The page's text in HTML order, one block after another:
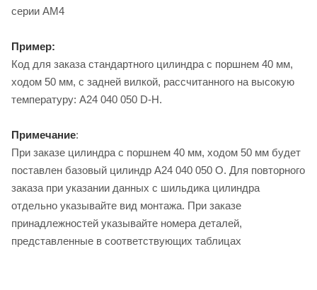
серии AM4
Пример:
Код для заказа стандартного цилиндра с поршнем 40 мм,
ходом 50 мм, с задней вилкой, рассчитанного на высокую
температуру: A24 040 050 D-H.
Примечание:
При заказе цилиндра с поршнем 40 мм, ходом 50 мм будет
поставлен базовый цилиндр A24 040 050 O. Для повторного
заказа при указании данных с шильдика цилиндра
отдельно указывайте вид монтажа. При заказе
принадлежностей указывайте номера деталей,
представленные в соответствующих таблицах